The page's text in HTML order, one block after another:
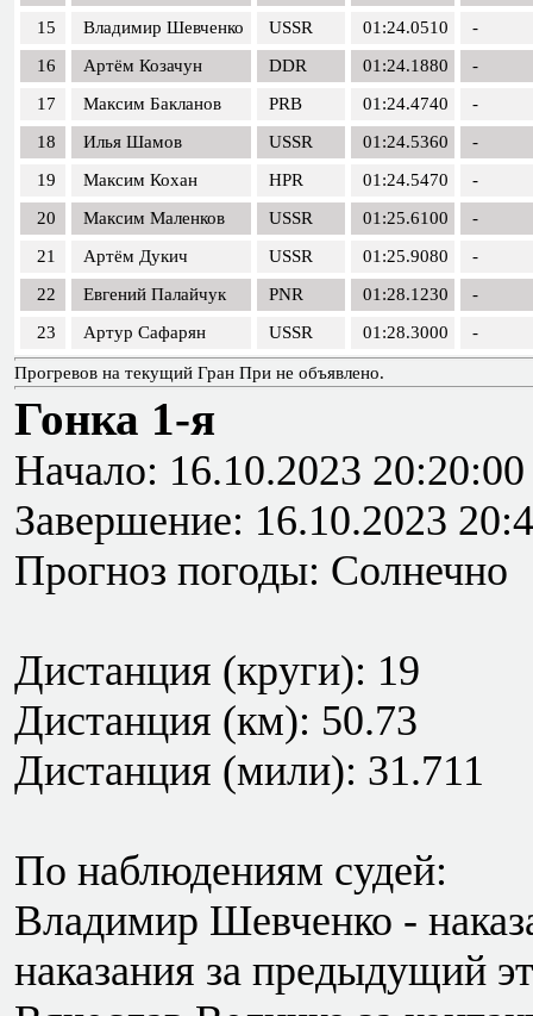
15
Владимир Шевченко USSR 01:24.0510
-
16
Артём Козачун DDR 01:24.1880
-
17
Максим Бакланов PRB 01:24.4740
-
18
Илья Шамов USSR 01:24.5360
-
19
Максим Кохан HPR 01:24.5470
-
20
Максим Маленков USSR 01:25.6100
-
21
Артём Дукич USSR 01:25.9080
-
22
Евгений Палайчук PNR 01:28.1230
-
23
Артур Сафарян USSR 01:28.3000 -
Прогревов на текущий Гран При не объявлено.
Гонка 1-я
Начало: 16.10.2023 20:20:00
Завершение: 16.10.2023
Прогноз погоды: Солнечно
Дистанция (круги): 19
Дистанция (км): 50.73
Дистанция (мили): 31.711
По наблюдениям судей:
Владимир Шевченко -
наказания за предыдущий